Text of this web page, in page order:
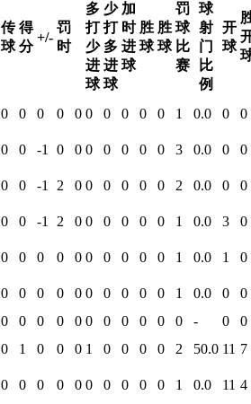
传
球
得
分
+/-
罚
时
多
打
少
进
球
少
打
多
进
球
加
时
进
球
胜
球
胜
球
罚
球
比
赛
球
射
门
比
例
开
球
0 0 0 0 0 0 0 0 0 0 1 0.0 0 0
0 0 -1 0 0 0 0 0 0 0 3 0.0 0 0
0 0 -1 2 0 0 0 0 0 0 2 0.0 0 0
0 0 -1 2 0 0 0 0 0 0 1 0.0 3 0
0 0 0 0 0 0 0 0 0 0 1 0.0 1 0
0 0 0 0 0 0 0 0 0 0 1 0.0 0
0
0 0 0 0 0 0 0 0 0 0 0 - 0
0
0 1 0 0 0 1 0 0 0 0 2 50.0 11 7
0 0 0 0 0 0 0 0 0 0 1 0.0 11 4